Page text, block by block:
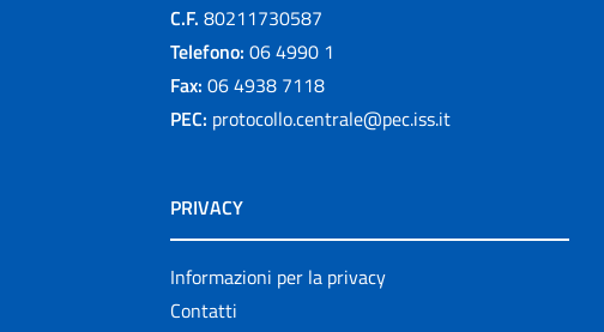
C.F. 80211730587
Telefono: 06 4990 1
Fax: 06 4938 7118
PEC: protocollo.centrale@pec.iss.it
PRIVACY
Informazioni per la privacy
Contatti